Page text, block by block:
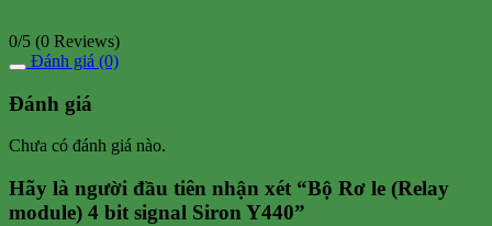
0/5 (0 Reviews)
Đánh giá (0)
Đánh giá
Chưa có đánh giá nào.
Hãy là người đầu tiên nhận xét “Bộ Rơ le (Relay
module) 4 bit signal Siron Y440”